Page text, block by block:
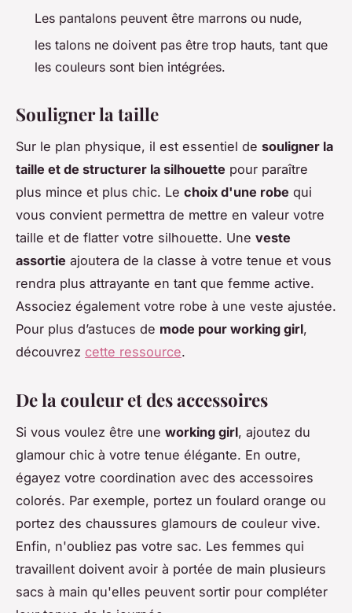
Les pantalons peuvent être marrons ou nude,
les talons ne doivent pas être trop hauts, tant que
les couleurs sont bien intégrées.
Souligner la taille
Sur le plan physique, il est essentiel de souligner la
taille et de structurer la silhouette pour paraître
plus mince et plus chic. Le choix d'une robe qui
vous convient permettra de mettre en valeur votre
taille et de flatter votre silhouette. Une veste
assortie ajoutera de la classe à votre tenue et vous
rendra plus attrayante en tant que femme active.
Associez également votre robe à une veste ajustée.
Pour plus d’astuces de mode pour working girl,
découvrez cette ressource.
De la couleur et des accessoires
Si vous voulez être une working girl, ajoutez du
glamour chic à votre tenue élégante. En outre,
égayez votre coordination avec des accessoires
colorés. Par exemple, portez un foulard orange ou
portez des chaussures glamours de couleur vive.
Enfin, n'oubliez pas votre sac. Les femmes qui
travaillent doivent avoir à portée de main plusieurs
sacs à main qu'elles peuvent sortir pour compléter